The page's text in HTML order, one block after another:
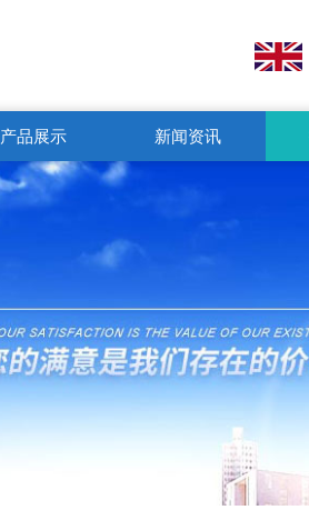
产品展示 新闻资讯